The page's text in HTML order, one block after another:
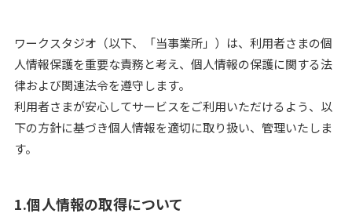
ワークスタジオ（以下、「当事業所」）は、利用者さまの個
人情報保護を重要な責務と考え、個人情報の保護に関する法
律および関連法令を遵守します。
利用者さまが安心してサービスをご利用いただけるよう、以
下の方針に基づき個人情報を適切に取り扱い、管理いたしま
す。
1.個人情報の取得について